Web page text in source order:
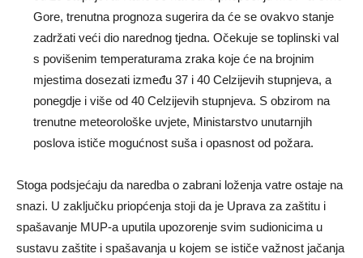
Gore, trenutna prognoza sugerira da će se ovakvo stanje
zadržati veći dio narednog tjedna. Očekuje se toplinski val
s povišenim temperaturama zraka koje će na brojnim
mjestima dosezati između 37 i 40 Celzijevih stupnjeva, a
ponegdje i više od 40 Celzijevih stupnjeva. S obzirom na
trenutne meteorološke uvjete, Ministarstvo unutarnjih
poslova ističe mogućnost suša i opasnost od požara.
Stoga podsjećaju da naredba o zabrani loženja vatre ostaje na
snazi. U zaključku priopćenja stoji da je Uprava za zaštitu i
spašavanje MUP-a uputila upozorenje svim sudionicima u
sustavu zaštite i spašavanja u kojem se ističe važnost jačanja